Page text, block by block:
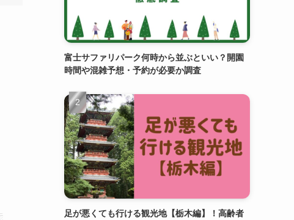
富士サファリパーク何時から並ぶといい？開園
時間や混雑予想・予約が必要か調査
足が悪くても行ける観光地【栃木編】！高齢者